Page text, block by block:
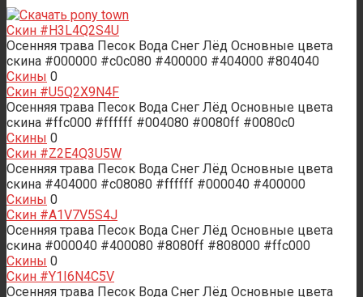
Скин #H3L4Q2S4U
Осенняя трава Песок Вода Снег Лёд Основные цвета
скина #000000 #c0c080 #400000 #404000 #804040
Скины 0
Скин #U5Q2X9N4F
Осенняя трава Песок Вода Снег Лёд Основные цвета
скина #ffc000 #ffffff #004080 #0080ff #0080c0
Скины 0
Скин #Z2E4Q3U5W
Осенняя трава Песок Вода Снег Лёд Основные цвета
скина #404000 #c08080 #ffffff #000040 #400000
Скины 0
Скин #A1V7V5S4J
Осенняя трава Песок Вода Снег Лёд Основные цвета
скина #000040 #400080 #8080ff #808000 #ffc000
Скины 0
Скин #Y1I6N4C5V
Осенняя трава Песок Вода Снег Лёд Основные цвета